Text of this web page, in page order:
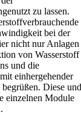
zu lassen.
bei der
nicht nur Anlagen
von Wasserstoff
und die
einhergehender
Diese und
einzelnen Module